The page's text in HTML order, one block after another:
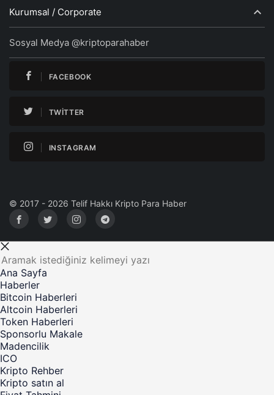
Kurumsal / Corporate
Sosyal Medya @kriptoparahaber
FACEBOOK
TWITTER
INSTAGRAM
© 2017 - 2026 Telif Hakkı Kripto Para Haber
Ana Sayfa
Haberler
Bitcoin Haberleri
Altcoin Haberleri
Token Haberleri
Sponsorlu Makale
Madencilik
ICO
Kripto Rehber
Kripto satın al